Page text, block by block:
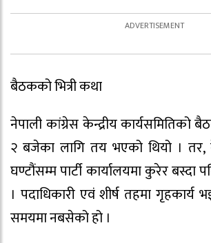
बैठकको भित्री कथा
नेपाली कांग्रेस केन्द्रीय कार्यसमितिको
२ बजेका लागि तय भएको थियो । तर,
घण्टौंसम्म पार्टी कार्यालयमा कुरेर
। पदाधिकारी एवं शीर्ष तहमा
समयमा नबसेको हो ।